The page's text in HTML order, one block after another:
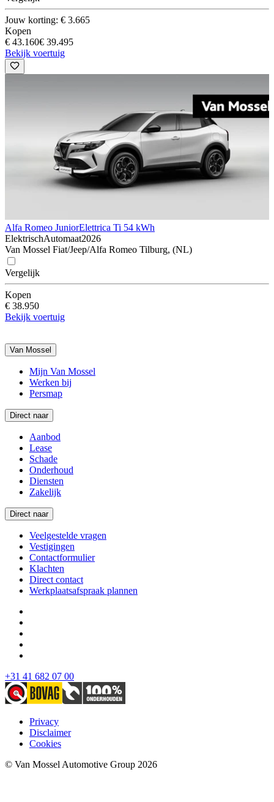
Jouw korting: € 3.665
Kopen
€ 43.160€ 39.495
Bekijk voertuig
Alfa Romeo JuniorElettrica Ti 54 kWh
ElektrischAutomaat2026
Van Mossel Fiat/Jeep/Alfa Romeo Tilburg, (NL)
Vergelijk
Kopen
€ 38.950
Bekijk voertuig
Van Mossel
Mijn Van Mossel
Werken bij
Persmap
Direct naar
Aanbod
Lease
Schade
Onderhoud
Diensten
Zakelijk
Direct naar
Veelgestelde vragen
Vestigingen
Contactformulier
Klachten
Direct contact
Werkplaatsafspraak plannen
+31 41 682 07 00
Privacy
Disclaimer
Cookies
© Van Mossel Automotive Group 2026